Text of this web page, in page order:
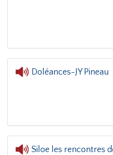
Doléances-JY Pineau
Siloe les rencontres